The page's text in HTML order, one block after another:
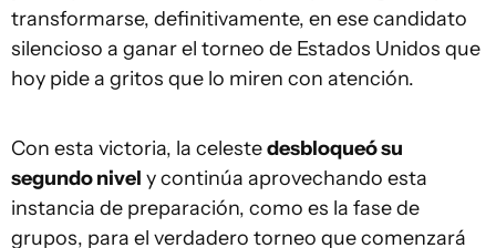
transformarse, definitivamente, en ese candidato
silencioso a ganar el torneo de Estados Unidos que
hoy pide a gritos que lo miren con atención.
Con esta victoria, la celestedesbloqueó su
segundo nivel y continúa aprovechando esta
instancia de preparación, como es la fase de
grupos, para el verdadero torneo que comenzará